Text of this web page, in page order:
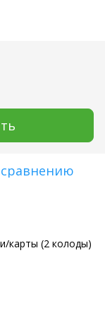
карты (2 колоды)